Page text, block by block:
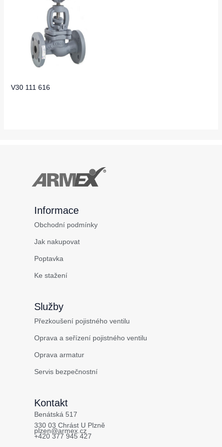
V30 111 616
Informace
Obchodní podmínky
Jak nakupovat
Poptavka
Ke stažení
Služby
Přezkoušení pojistného ventilu
Oprava a seřízení pojistného ventilu
Oprava armatur
Servis bezpečnostní
Kontakt
Benátská 517
330 03 Chrást U Plzně
plzen@armex.cz
+420 377 945 427